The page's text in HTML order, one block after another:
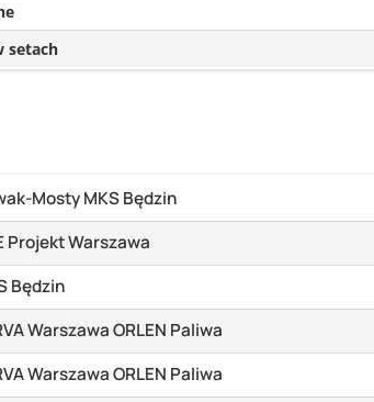
setach
Mosty MKS Będzin
Projekt Warszawa
Będzin
Warszawa ORLEN Paliwa
Warszawa ORLEN Paliwa